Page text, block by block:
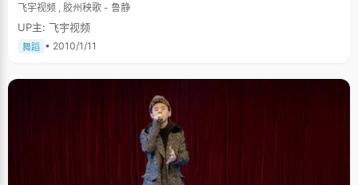
飞宇视频 , 胶州秧歌 - 鲁静
UP主: 飞宇视频
舞蹈 • 2010/1/11